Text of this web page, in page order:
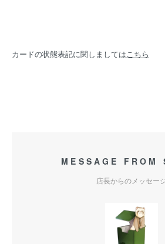
カードの状態表記に関しましてはこちら
MESSAGE FROM
店長からのメッセー